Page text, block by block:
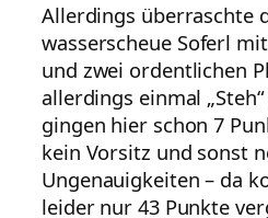
Allerdings überraschte
wasserscheue Soferl
und zwei ordentlichen
allerdings einmal
gingen hier schon 7
kein Vorsitz und sonst
Ungenauigkeiten – da
leider nur 43 Punkte